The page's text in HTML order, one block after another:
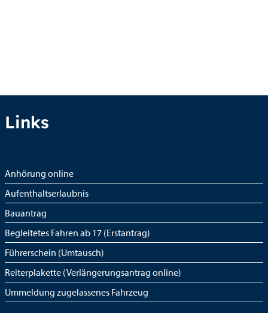
Links
Anhörung online
Aufenthaltserlaubnis
Bauantrag
Begleitetes Fahren ab 17 (Erstantrag)
Führerschein (Umtausch)
Reiterplakette (Verlängerungsantrag online)
Ummeldung zugelassenes Fahrzeug